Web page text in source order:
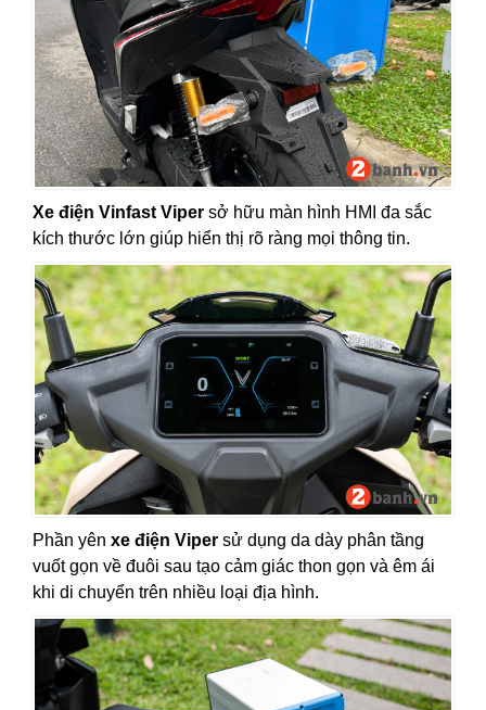
Xe điện Vinfast Viper sở hữu màn hình HMI đa sắc
kích thước lớn giúp hiển thị rõ ràng mọi thông tin.
Phần yên xe điện Viper sử dụng da dày phân tầng
vuốt gọn về đuôi sau tạo cảm giác thon gọn và êm ái
khi di chuyển trên nhiều loại địa hình.